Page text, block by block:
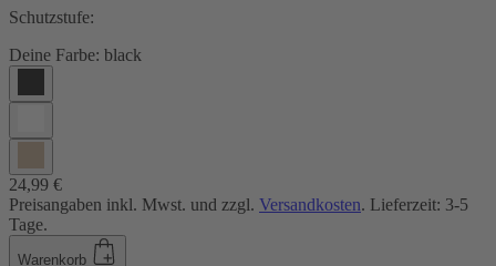
Schutzstufe:
Deine Farbe: black
24,99 €
Preisangaben inkl. Mwst. und zzgl. Versandkosten. Lieferzeit: 3-5
Tage.
Warenkorb